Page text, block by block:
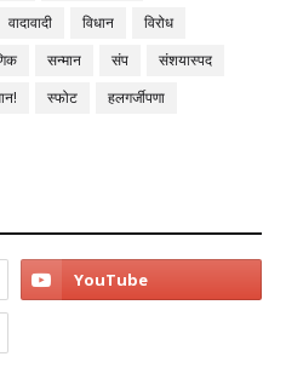
वादावादी विधान
विरोध
सन्मान संप
संशयास्पद
स्फोट
हलगर्जीपणा